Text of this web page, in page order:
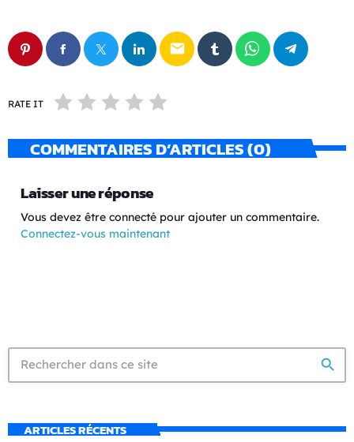
email
RATE IT
COMMENTAIRES D’ARTICLES (0)
Laisser une réponse
Vous devez être connecté pour ajouter un commentaire.
Connectez-vous maintenant
search
ARTICLES RÉCENTS